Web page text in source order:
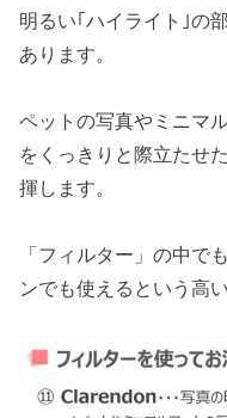
明るい｢ハイライト｣の
あります。
ペットの写真やミニマ
をくっきりと際立たせ
揮します。
「フィルター」の中で
ンでも使えるという高